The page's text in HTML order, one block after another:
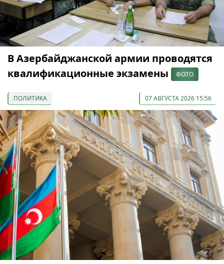
В Азербайджанской армии проводятся
квалификационные экзамены
ФОТО
ПОЛИТИКА 07 АВГУСТА 2026 15:56